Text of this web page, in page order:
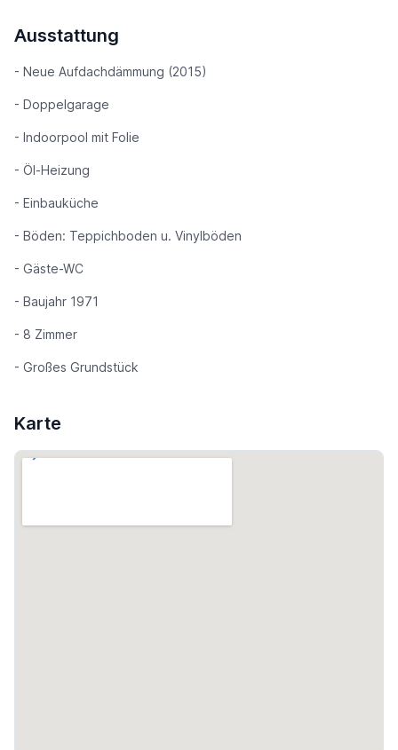
Ausstattung
- Neue Aufdachdämmung (2015)
- Doppelgarage
- Indoorpool mit Folie
- Öl-Heizung
- Einbauküche
- Böden: Teppichboden u. Vinylböden
- Gäste-WC
- Baujahr 1971
- 8 Zimmer
- Großes Grundstück
Karte